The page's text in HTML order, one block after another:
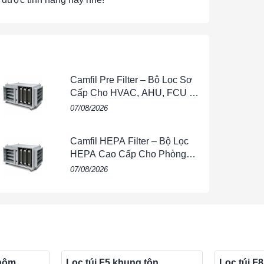
, giúp nâng cao hiệu quả toàn bộ hệ
Camfil Pre Filter – Bộ Lọc Sơ
Cấp Cho HVAC, AHU, FCU &
Hệ Thống Thông Gió
07/08/2026
Camfil HEPA Filter – Bộ Lọc
HEPA Cao Cấp Cho Phòng
Sạch, HVAC, FFU & Nhà Máy
07/08/2026